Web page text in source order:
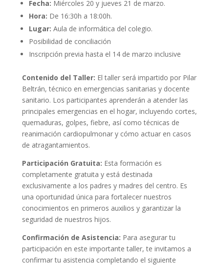
Fecha: Miércoles 20 y jueves 21 de marzo.
Hora: De 16:30h a 18:00h.
Lugar: Aula de informática del colegio.
Posibilidad de conciliación
Inscripción previa hasta el 14 de marzo inclusive
Contenido del Taller: El taller será impartido por Pilar
Beltrán, técnico en emergencias sanitarias y docente
sanitario. Los participantes aprenderán a atender las
principales emergencias en el hogar, incluyendo cortes,
quemaduras, golpes, fiebre, así como técnicas de
reanimación cardiopulmonar y cómo actuar en casos
de atragantamientos.
Participación Gratuita: Esta formación es
completamente gratuita y está destinada
exclusivamente a los padres y madres del centro. Es
una oportunidad única para fortalecer nuestros
conocimientos en primeros auxilios y garantizar la
seguridad de nuestros hijos.
Confirmación de Asistencia: Para asegurar tu
participación en este importante taller, te invitamos a
confirmar tu asistencia completando el siguiente